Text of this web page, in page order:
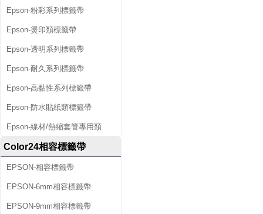
Epson-粉彩系列標籤帶
Epson-燙印類標籤帶
Epson-透明系列標籤帶
Epson-耐久系列標籤帶
Epson-高黏性系列標籤帶
Epson-防水貼紙類標籤帶
Epson-線材/熱縮套管專用類
Color24相容標籤帶
EPSON-相容標籤帶
EPSON-6mm相容標籤帶
EPSON-9mm相容標籤帶